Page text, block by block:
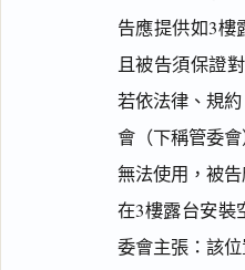
告應提供如3樓
且被告須保證
若依法律、規
會（下稱管委
無法使用，被
在3樓露台安裝
委會主張：該